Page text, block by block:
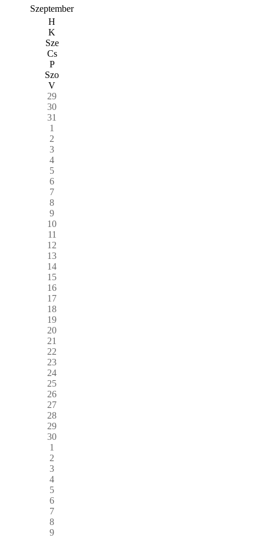
Szeptember
H
K
Sze
Cs
P
Szo
V
29
30
31
1
2
3
4
5
6
7
8
9
10
11
12
13
14
15
16
17
18
19
20
21
22
23
24
25
26
27
28
29
30
1
2
3
4
5
6
7
8
9